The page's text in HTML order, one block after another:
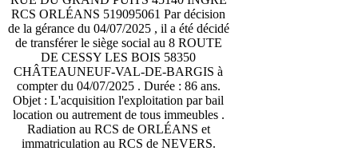
RCS ORLÉANS 519095061 Par décision
de la gérance du 04/07/2025 , il a été décidé
de transférer le siège social au 8 ROUTE
DE CESSY LES BOIS 58350
CHÂTEAUNEUF-VAL-DE-BARGIS à
compter du 04/07/2025 . Durée : 86 ans.
Objet : L'acquisition l'exploitation par bail
location ou autrement de tous immeubles .
Radiation au RCS de ORLÉANS et
immatriculation au RCS de NEVERS.